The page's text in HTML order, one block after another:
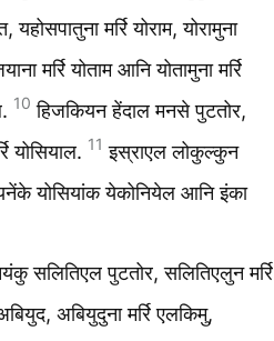
यहोसपातुना मर्रि योराम, योरामुना
मर्रि योताम आनि योतामुना मर्रि
10 हिजकियन हेंदाल मनसे पुटतोर,
योसियाल. 11 इस्राएल लोकुल्‍कुन
योसियांक येकोनियेल आनि इंका
सलितिएल पुटतोर, सलितिएलुन मर्रि
अबियुदुना मर्रि एलकिमु,